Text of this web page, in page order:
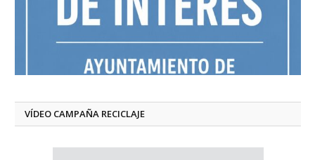
VÍDEO CAMPAÑA RECICLAJE